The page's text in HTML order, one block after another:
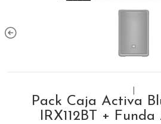
Pack Caja Activa
IRX112BT +